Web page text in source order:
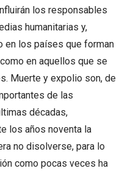
los responsables
humanitarias y,
en los países que forman
en aquellos que se
Muerte y expolio son, de
de las
décadas,
los años noventa la
no disolverse, para lo
como pocas veces ha